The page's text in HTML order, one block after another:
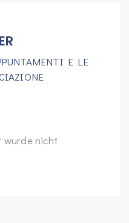
E LE
wurde nicht